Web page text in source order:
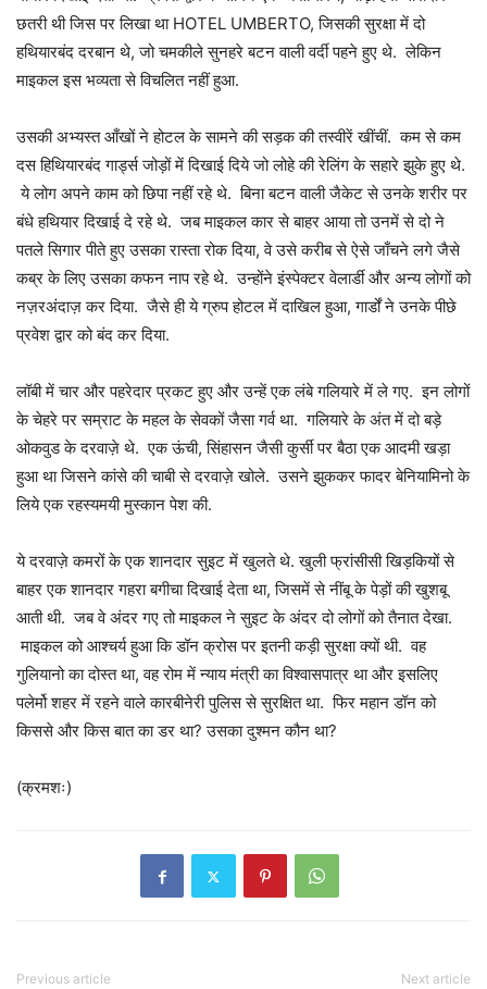
छतरी थी जिस पर लिखा था HOTEL UMBERTO, जिसकी सुरक्षा में दो
हथियारबंद दरबान थे, जो चमकीले सुनहरे बटन वाली वर्दी पहने हुए थे. लेकिन
माइकल इस भव्यता से विचलित नहीं हुआ.
उसकी अभ्यस्त आँखों ने होटल के सामने की सड़क की तस्वीरें खींचीं. कम से कम
दस हिथियारबंद गार्ड्स जोड़ों में दिखाई दिये जो लोहे की रेलिंग के सहारे झुके हुए थे.
ये लोग अपने काम को छिपा नहीं रहे थे. बिना बटन वाली जैकेट से उनके शरीर पर
बंधे हथियार दिखाई दे रहे थे. जब माइकल कार से बाहर आया तो उनमें से दो ने
पतले सिगार पीते हुए उसका रास्ता रोक दिया, वे उसे करीब से ऐसे जाँचने लगे जैसे
कब्र के लिए उसका कफन नाप रहे थे. उन्होंने इंस्पेक्टर वेलार्डी और अन्य लोगों को
नज़रअंदाज़ कर दिया. जैसे ही ये ग्रुप होटल में दाखिल हुआ, गार्डों ने उनके पीछे
प्रवेश द्वार को बंद कर दिया.
लॉबी में चार और पहरेदार प्रकट हुए और उन्हें एक लंबे गलियारे में ले गए. इन लोगों
के चेहरे पर सम्राट के महल के सेवकों जैसा गर्व था. गलियारे के अंत में दो बड़े
ओकवुड के दरवाज़े थे. एक ऊंची, सिंहासन जैसी कुर्सी पर बैठा एक आदमी खड़ा
हुआ था जिसने कांसे की चाबी से दरवाज़े खोले. उसने झुककर फादर बेनियामिनो के
लिये एक रहस्यमयी मुस्कान पेश की.
ये दरवाज़े कमरों के एक शानदार सुइट में खुलते थे. खुली फ्रांसीसी खिड़कियों से
बाहर एक शानदार गहरा बगीचा दिखाई देता था, जिसमें से नींबू के पेड़ों की खुशबू
आती थी. जब वे अंदर गए तो माइकल ने सुइट के अंदर दो लोगों को तैनात देखा.
माइकल को आश्चर्य हुआ कि डॉन क्रोस पर इतनी कड़ी सुरक्षा क्यों थी. वह
गुलियानो का दोस्त था, वह रोम में न्याय मंत्री का विश्वासपात्र था और इसलिए
पलेर्मो शहर में रहने वाले कारबीनेरी पुलिस से सुरक्षित था. फिर महान डॉन को
किससे और किस बात का डर था? उसका दुश्मन कौन था?
(क्रमशः)
Previous article Next article